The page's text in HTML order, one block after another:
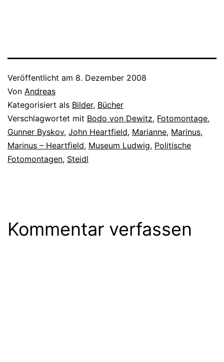
Veröffentlicht am 8. Dezember 2008
Von Andreas
Kategorisiert als Bilder, Bücher
Verschlagwortet mit Bodo von Dewitz, Fotomontage,
Gunner Byskov, John Heartfield, Marianne, Marinus,
Marinus – Heartfield, Museum Ludwig, Politische
Fotomontagen, Steidl
Kommentar verfassen